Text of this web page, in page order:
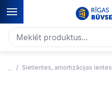
Sietlentes, amortizācijas lentes